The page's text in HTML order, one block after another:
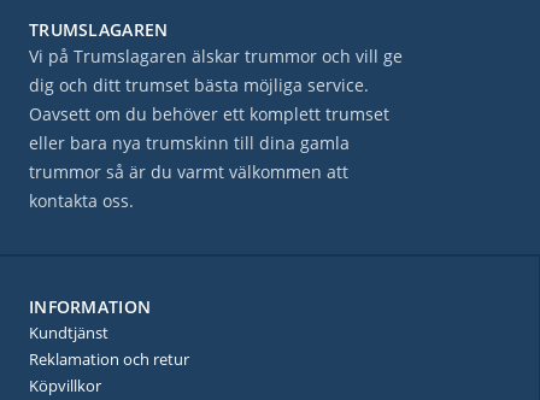
TRUMSLAGAREN
Vi på Trumslagaren älskar trummor och vill ge
dig och ditt trumset bästa möjliga service.
Oavsett om du behöver ett komplett trumset
eller bara nya trumskinn till dina gamla
trummor så är du varmt välkommen att
kontakta oss.
INFORMATION
Kundtjänst
Reklamation och retur
Köpvillkor